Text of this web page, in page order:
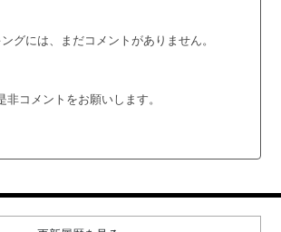
グには、まだコメントがありません。
非コメントをお願いします。